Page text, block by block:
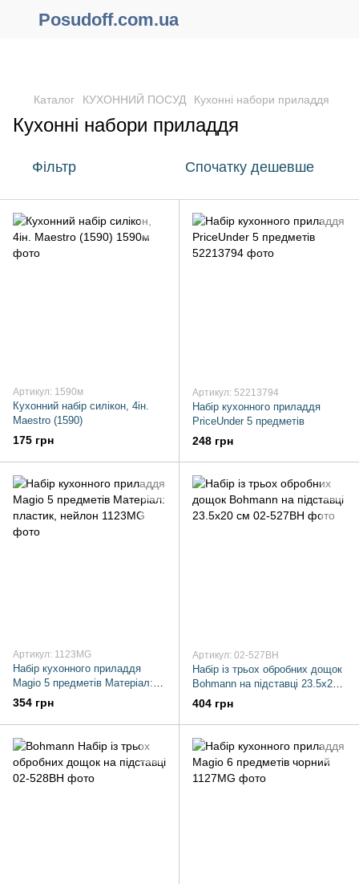
Posudoff.com.ua
Каталог КУХОННИЙ ПОСУД Кухонні набори приладдя
Кухонні набори приладдя
Фільтр Спочатку дешевше
Артикул: 1590м
Кухонний набір силікон, 4ін.
Maestro (1590)
175 грн
Артикул: 52213794
Набір кухонного приладдя
РriceUnder 5 предметів
248 грн
Артикул: 1123MG
Набір кухонного приладдя
Magio 5 предметів Матеріал:
пластик, нейлон
354 грн
Артикул: 02-527BH
Набір із трьох обробних дощок
Bohmann на підставці 23.5х20
см
404 грн